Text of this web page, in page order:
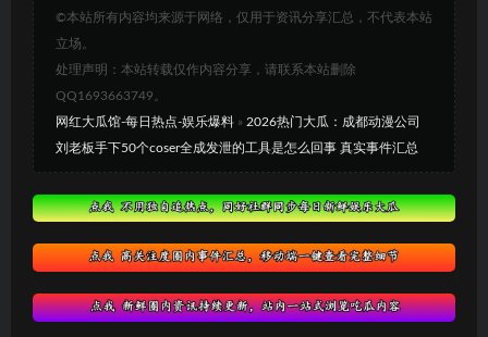
©本站所有内容均来源于网络，仅用于资讯分享汇总，不代表本站
立场。
处理声明：本站转载仅作内容分享，请联系本站删除
QQ1693663749。
网红大瓜馆-每日热点-娱乐爆料 » 2026热门大瓜：成都动漫公司
刘老板手下50个coser全成发泄的工具是怎么回事 真实事件汇总